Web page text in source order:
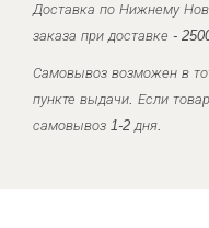
Доставка по Нижнему
заказа при доставке -
Самовывоз возможен в
пункте выдачи. Если
самовывоз 1-2 дня.